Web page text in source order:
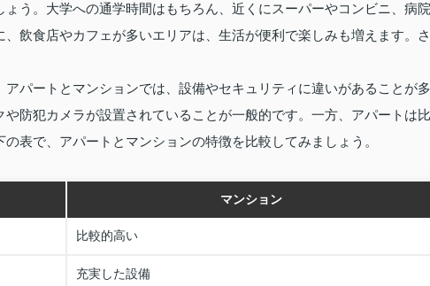
う。大学への通学時間はもちろん、近くにスーパーやコンビニ、病院
飲食店やカフェが多いエリアは、生活が便利で楽しみも増えます。さ
パートとマンションでは、設備やセキュリティに違いがあることが多
防犯カメラが設置されていることが一般的です。一方、アパートは比
表で、アパートとマンションの特徴を比較してみましょう。
マンション
比較的高い
充実した設備